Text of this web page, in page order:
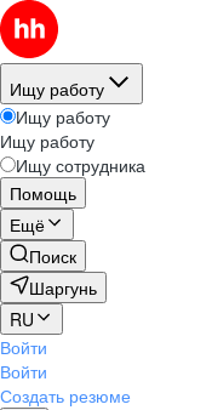
Ищу работу
Ищу работу
Ищу работу
Ищу сотрудника
Помощь
Ещё
Поиск
Шаргунь
RU
Войти
Войти
Создать резюме